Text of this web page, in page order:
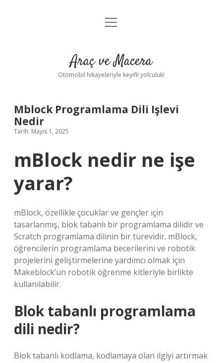
Anasayfa
Yasal Uyarı
menüyü
Araç ve Macera
Otomobil hikayeleriyle keyifli yolculuk!
Mblock Programlama Dili Işlevi
Nedir
Tarih: Mayıs 1, 2025
mBlock nedir ne işe
yarar?
mBlock, özellikle çocuklar ve gençler için
tasarlanmış, blok tabanlı bir programlama dilidir ve
Scratch programlama dilinin bir türevidir. mBlock,
öğrencilerin programlama becerilerini ve robotik
projelerini geliştirmelerine yardımcı olmak için
Makeblock’un robotik öğrenme kitleriyle birlikte
kullanılabilir.
Blok tabanlı programlama
dili nedir?
Blok tabanlı kodlama, kodlamaya olan ilgiyi artırmak